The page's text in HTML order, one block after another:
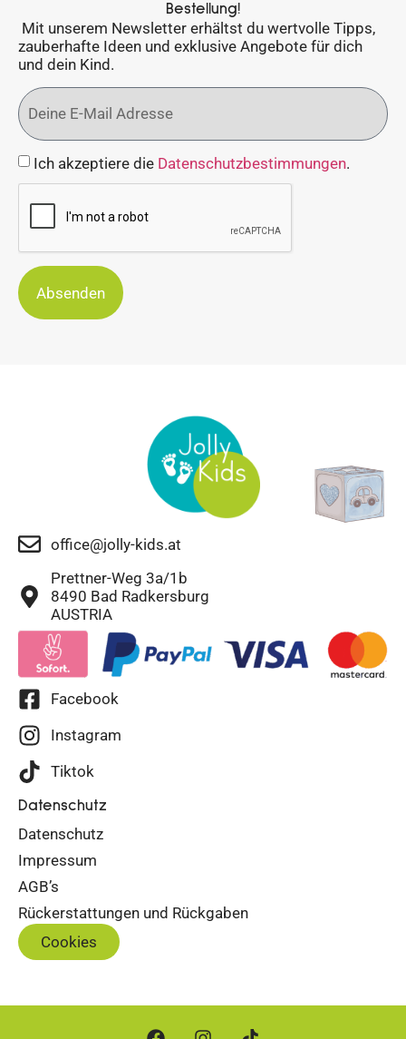
Bestellung!
Mit unserem Newsletter erhältst du wertvolle Tipps,
zauberhafte Ideen und exklusive Angebote für dich
und dein Kind.
Ich akzeptiere die Datenschutzbestimmungen.
Absenden
office@jolly-kids.at
Prettner-Weg 3a/1b
8490 Bad Radkersburg
AUSTRIA
Facebook
Instagram
Tiktok
Datenschutz
Datenschutz
Impressum
AGB’s
Rückerstattungen und Rückgaben
Cookies